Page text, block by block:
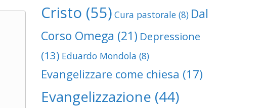
Cristo (55) Cura pastorale (8) Dal
Corso Omega (21) Depressione
(13) Eduardo Mondola (8)
Evangelizzare come chiesa (17)
Evangelizzazione (44)